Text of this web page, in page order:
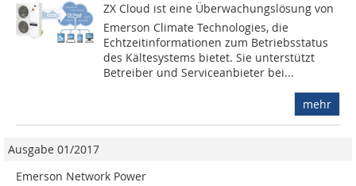
ZX Cloud ist eine Überwachungslösung von
Emerson Climate Technologies, die
Echtzeitinformationen zum Betriebsstatus
des Kältesystems bietet. Sie unterstützt
Betreiber und Serviceanbieter bei...
mehr
Ausgabe 01/2017
Emerson Network Power